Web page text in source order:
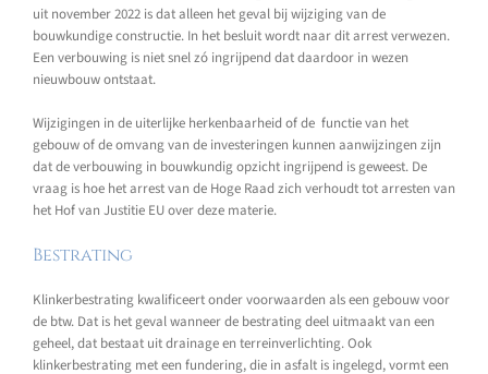
uit november 2022 is dat alleen het geval bij wijziging van de
bouwkundige constructie. In het besluit wordt naar dit arrest verwezen.
Een verbouwing is niet snel zó ingrijpend dat daardoor in wezen
nieuwbouw ontstaat.
Wijzigingen in de uiterlijke herkenbaarheid of de functie van het
gebouw of de omvang van de investeringen kunnen aanwijzingen zijn
dat de verbouwing in bouwkundig opzicht ingrijpend is geweest. De
vraag is hoe het arrest van de Hoge Raad zich verhoudt tot arresten van
het Hof van Justitie EU over deze materie.
Bestrating
Klinkerbestrating kwalificeert onder voorwaarden als een gebouw voor
de btw. Dat is het geval wanneer de bestrating deel uitmaakt van een
geheel, dat bestaat uit drainage en terreinverlichting. Ook
klinkerbestrating met een fundering, die in asfalt is ingelegd, vormt een